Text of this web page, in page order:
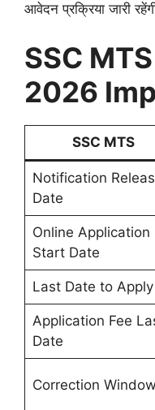
आवेदन प्रक्रिया जारी रहेंगी
SSC
2026
SSC MTS
Notification
Date
Online Application
Start Date
Last Date to Apply
Application Fee
Date
Correction Window